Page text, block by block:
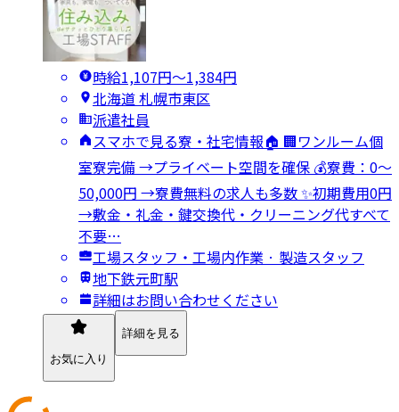
時給1,107円〜1,384円
北海道 札幌市東区
派遣社員
スマホで見る寮・社宅情報🏠 🏢ワンルーム個
室寮完備 →プライベート空間を確保 💰寮費：0～
50,000円 →寮費無料の求人も多数 ✨初期費用0円
→敷金・礼金・鍵交換代・クリーニング代すべて
不要…
工場スタッフ・工場内作業 · 製造スタッフ
地下鉄元町駅
詳細はお問い合わせください
お気に入り
詳細を見る